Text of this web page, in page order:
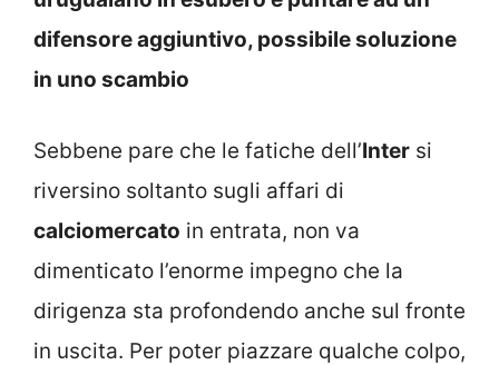
difensore aggiuntivo, possibile soluzione
in uno scambio
Sebbene pare che le fatiche dell’Inter si
riversino soltanto sugli affari di
calciomercato in entrata, non va
dimenticato l’enorme impegno che la
dirigenza sta profondendo anche sul fronte
in uscita. Per poter piazzare qualche colpo,